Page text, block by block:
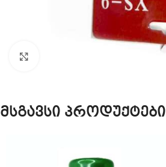
მსგავსი პროდუქტები